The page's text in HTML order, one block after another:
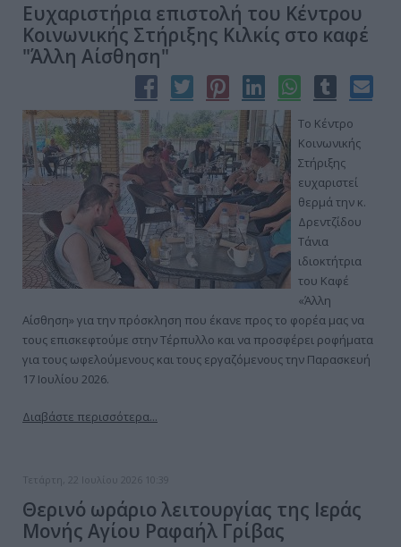
Ευχαριστήρια επιστολή του Κέντρου
Κοινωνικής Στήριξης Κιλκίς στο καφέ
"Άλλη Αίσθηση"
Το Κέντρο
Κοινωνικής
Στήριξης
ευχαριστεί
θερμά την κ.
Δρεντζίδου
Τάνια
ιδιοκτήτρια
του Καφέ
«Άλλη
Αίσθηση» για την πρόσκληση που έκανε προς το φορέα μας να
τους επισκεφτούμε στην Τέρπυλλο και να προσφέρει ροφήματα
για τους ωφελούμενους και τους εργαζόμενους την Παρασκευή
17 Ιουλίου 2026.
Διαβάστε περισσότερα...
Τετάρτη, 22 Ιουλίου 2026 10:39
Θερινό ωράριο λειτουργίας της Ιεράς
Μονής Αγίου Ραφαήλ Γρίβας